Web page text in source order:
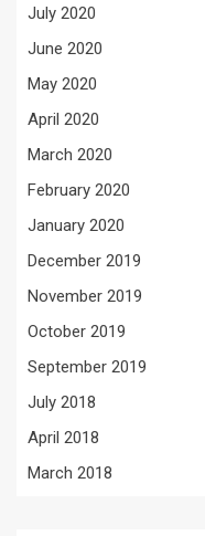
July 2020
June 2020
May 2020
April 2020
March 2020
February 2020
January 2020
December 2019
November 2019
October 2019
September 2019
July 2018
April 2018
March 2018